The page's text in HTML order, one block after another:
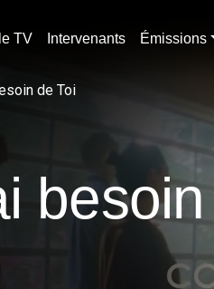
TV Intervenants Émissions
de Toi